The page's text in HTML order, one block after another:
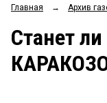
ОБЩЕСТВО
ЗАКОН
Главная → Архив
Станет